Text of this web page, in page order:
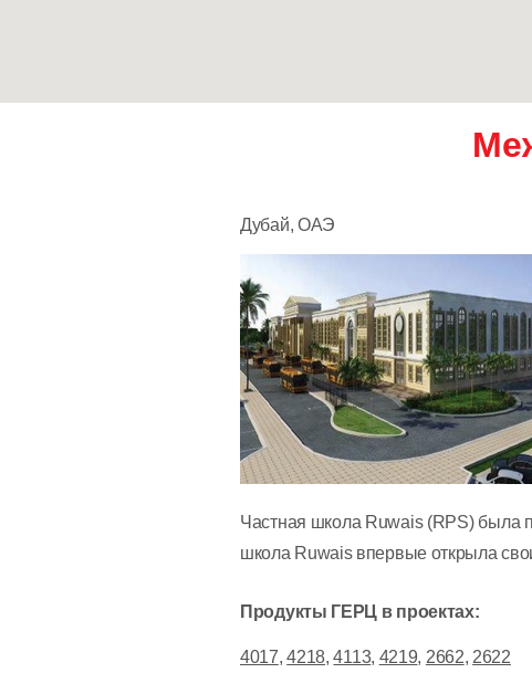
Дубай, ОАЭ
Частная школа Ruwais (RPS) была
школа Ruwais впервые открыла
Продукты ГЕРЦ в проектах:
4017,4218,4113, 4219, 2662, 2622